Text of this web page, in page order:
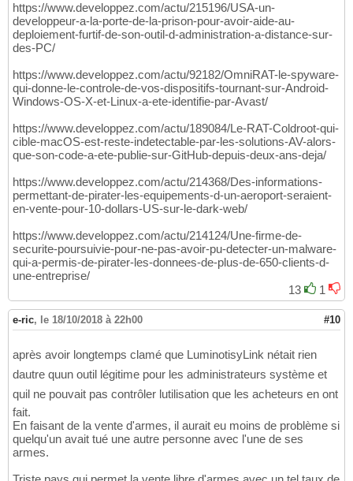
https://www.developpez.com/actu/215196/USA-un-
developpeur-a-la-porte-de-la-prison-pour-avoir-aide-au-
deploiement-furtif-de-son-outil-d-administration-a-distance-sur-
des-PC/
https://www.developpez.com/actu/92182/OmniRAT-le-spyware-
qui-donne-le-controle-de-vos-dispositifs-tournant-sur-Android-
Windows-OS-X-et-Linux-a-ete-identifie-par-Avast/
https://www.developpez.com/actu/189084/Le-RAT-Coldroot-qui-
cible-macOS-est-reste-indetectable-par-les-solutions-AV-alors-
que-son-code-a-ete-publie-sur-GitHub-depuis-deux-ans-deja/
https://www.developpez.com/actu/214368/Des-informations-
permettant-de-pirater-les-equipements-d-un-aeroport-seraient-
en-vente-pour-10-dollars-US-sur-le-dark-web/
https://www.developpez.com/actu/214124/Une-firme-de-
securite-poursuivie-pour-ne-pas-avoir-pu-detecter-un-malware-
qui-a-permis-de-pirater-les-donnees-de-plus-de-650-clients-d-
une-entreprise/
13
1
e-ric, le 18/10/2018 à 22h00 #10
après avoir longtemps clamé que LuminotisyLink nétait rien
dautre quun outil légitime pour les administrateurs système et
quil ne pouvait pas contrôler lutilisation que les acheteurs en ont
fait.
En faisant de la vente d'armes, il aurait eu moins de problème si
quelqu'un avait tué une autre personne avec l'une de ses
armes.